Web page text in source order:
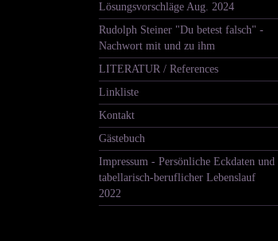
Lösungsvorschläge Aug. 2024
Rudolph Steiner "Du betest falsch" -
Nachwort mit und zu ihm
LITERATUR / References
Linkliste
Kontakt
Gästebuch
Impressum - Persönliche Eckdaten und
tabellarisch-beruflicher Lebenslauf
2022